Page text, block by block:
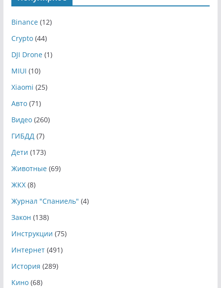
Binance(12)
Crypto(44)
DJI Drone(1)
MIUI (10)
Xiaomi (25)
Авто(71)
Видео(260)
ГИБДД(7)
Дети (173)
Животные(69)
ЖКХ(8)
Журнал "Спаниель" (4)
Закон (138)
Инструкции (75)
Интернет(491)
История (289)
Кино(68)